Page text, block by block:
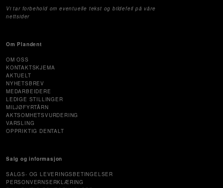
Vi tar forbehold om eventuelle tekst og bildefeil på våre
nettsider
Om Plandent
OM OSS
KONTAKTSKJEMA
AKTUELT
NYHETSBREV
MEDARBEIDERE
LEDIGE STILLINGER
MILJØFYRTÅRN
AKTSOMHETSVURDERING
VARSLING
OPPRIKTIG DENTALT
Salg og informasjon
SALGS- OG LEVERINGSBETINGELSER
PERSONVERNSERKLÆRING